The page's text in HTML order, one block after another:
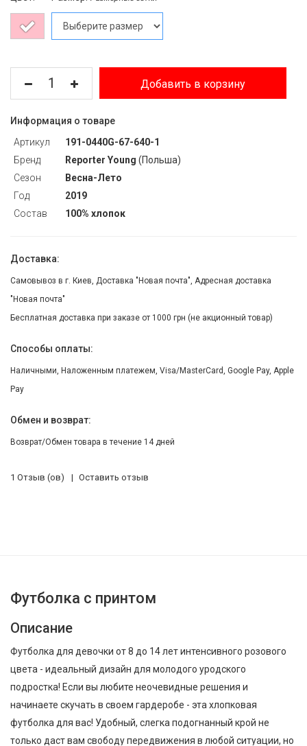
Добавить в корзину
Информация о товаре
Артикул
191-0440G-67-640-1
Бренд
Reporter Young (Польша)
Сезон
Весна-Лето
Год
2019
Состав
100% хлопок
Доставка:
Самовывоз в г. Киев, Доставка "Новая почта", Адресная доставка
"Новая почта"
Бесплатная доставка при заказе от 1000 грн (не акционный товар)
Способы оплаты:
Наличными, Наложенным платежем, Visa/MasterCard, Google Pay, Apple
Pay
Обмен и возврат:
Возврат/Обмен товара в течение 14 дней
1 Отзыв (ов) Оставить отзыв
Футболка с принтом
Описание
Футболка для девочки от 8 до 14 лет интенсивного розового
цвета - идеальный дизайн для молодого уродского
подростка! Если вы любите неочевидные решения и
начинаете скучать в своем гардеробе - эта хлопковая
футболка для вас! Удобный, слегка подогнанный крой не
только даст вам свободу передвижения в любой ситуации, но